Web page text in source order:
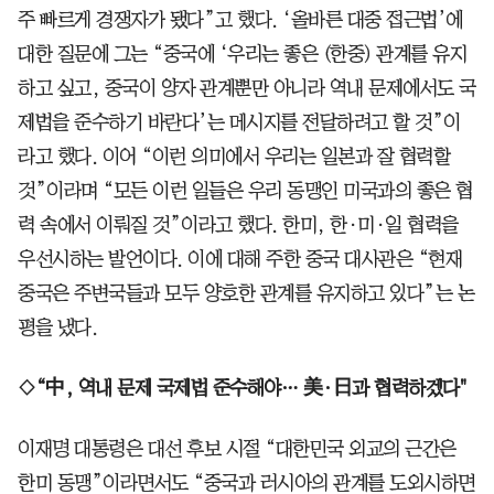
주 빠르게 경쟁자가 됐다”고 했다. ‘올바른 대중 접근법’에
대한 질문에 그는 “중국에 ‘우리는 좋은 (한중) 관계를 유지
하고 싶고, 중국이 양자 관계뿐만 아니라 역내 문제에서도 국
제법을 준수하기 바란다’는 메시지를 전달하려고 할 것”이
라고 했다. 이어 “이런 의미에서 우리는 일본과 잘 협력할
것”이라며 “모든 이런 일들은 우리 동맹인 미국과의 좋은 협
력 속에서 이뤄질 것”이라고 했다. 한미, 한·미·일 협력을
우선시하는 발언이다. 이에 대해 주한 중국 대사관은 “현재
중국은 주변국들과 모두 양호한 관계를 유지하고 있다”는 논
평을 냈다.
◇“中, 역내 문제 국제법 준수해야… 美·日과 협력하겠다"
이재명 대통령은 대선 후보 시절 “대한민국 외교의 근간은
한미 동맹”이라면서도 “중국과 러시아의 관계를 도외시하면